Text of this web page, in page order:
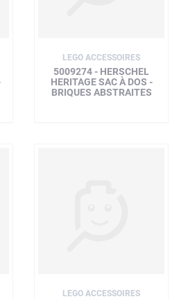
LEGO ACCESSOIRES
5009274 - HERSCHEL
HERITAGE SAC À DOS -
BRIQUES ABSTRAITES
LEGO ACCESSOIRES